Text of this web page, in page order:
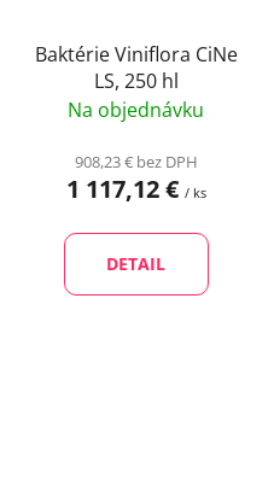
Baktérie Viniflora CiNe
LS, 250 hl
Na objednávku
908,23 € bez DPH
1 117,12 € / ks
DETAIL